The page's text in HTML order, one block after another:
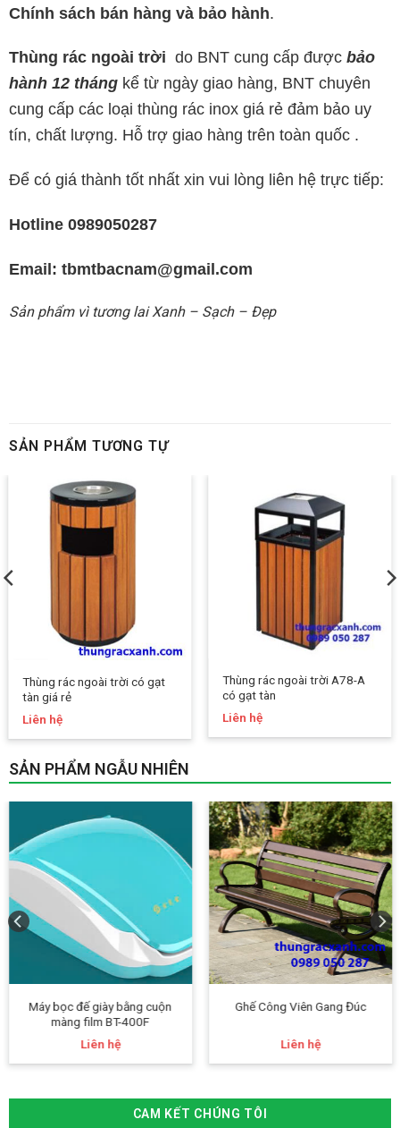
Chính sách bán hàng và bảo hành.
Thùng rác ngoài trời do BNT cung cấp được bảo
hành 12 thángkể từ ngày giao hàng, BNT chuyên
cung cấp các loại thùng rác inox giá rẻ đảm bảo uy
tín, chất lượng. Hỗ trợ giao hàng trên toàn quốc .
Để có giá thành tốt nhất xin vui lòng liên hệ trực tiếp:
Hotline 0989050287
Email: tbmtbacnam@gmail.com
Sản phẩm vì tương lai Xanh – Sạch – Đẹp
SẢN PHẨM TƯƠNG TỰ
Thùng rác ngoài trời có gạt
tàn giá rẻ
Liên hệ
Thùng rác ngoài trời A78-A
có gạt tàn
Liên hệ
SẢN PHẨM NGẪU NHIÊN
Máy bọc đế giày bằng cuộn
màng film BT-400F
Liên hệ
Ghế Công Viên Gang Đúc
Liên hệ
CAM KẾT CHÚNG TÔI